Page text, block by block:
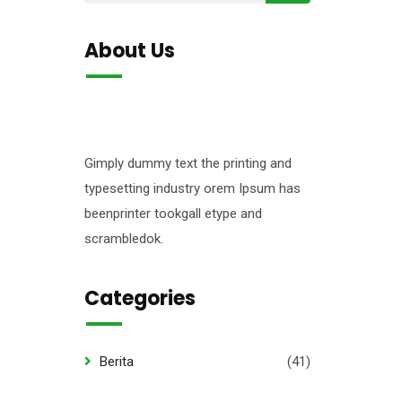
About Us
Gimply dummy text the printing and
typesetting industry orem Ipsum has
beenprinter tookgall etype and
scrambledok.
Categories
Berita (41)